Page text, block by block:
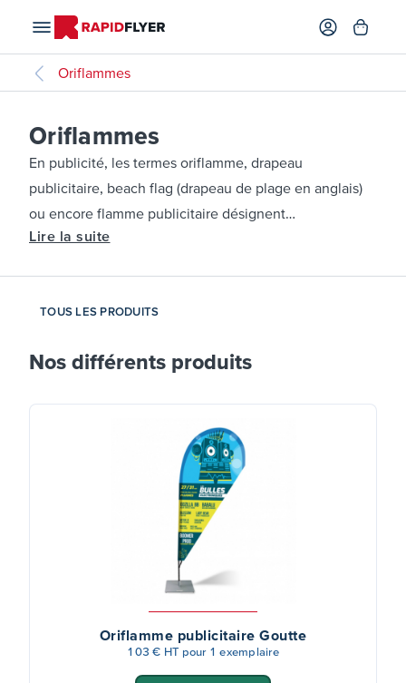
Oriflammes
Oriflammes
En publicité, les termes oriflamme, drapeau
publicitaire, beach flag (drapeau de plage en anglais)
ou encore flamme publicitaire désignent
généralement un même produit. Il existe trois formes
vendues sous forme de kits complets (mat, voile et
sont vendus avec leur sac de transport pour faciliter
utilisables en intérieur comme enextérieur
usage en intérieur, il est possible de choisir une toile
Lire la suite
TOUS LES PRODUITS
Nos différents produits
Oriflamme publicitaire Goutte
103 € HT pour 1 exemplaire